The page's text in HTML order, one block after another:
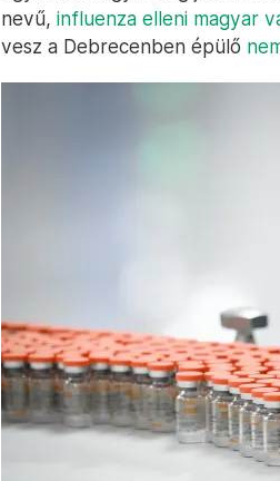
nevű, influenza elleni magyar
vesz a Debrecenben épülő